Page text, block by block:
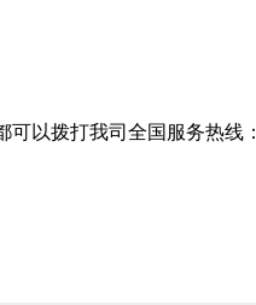
可以拨打我司全国服务热线：